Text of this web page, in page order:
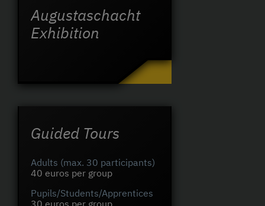
Augustaschacht
Exhibition
Guided Tours
Adults (max. 30 participants)
40 euros per group
Pupils/Students/Apprentices
30 euros per group